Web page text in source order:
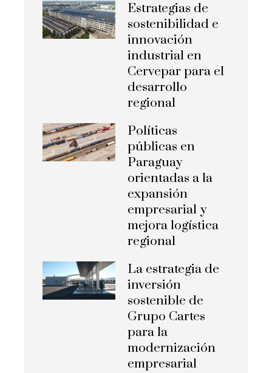
Estrategias de
sostenibilidad e
innovación
industrial en
Cervepar para el
desarrollo
regional
Políticas
públicas en
Paraguay
orientadas a la
expansión
empresarial y
mejora logística
regional
La estrategia de
inversión
sostenible de
Grupo Cartes
para la
modernización
empresarial